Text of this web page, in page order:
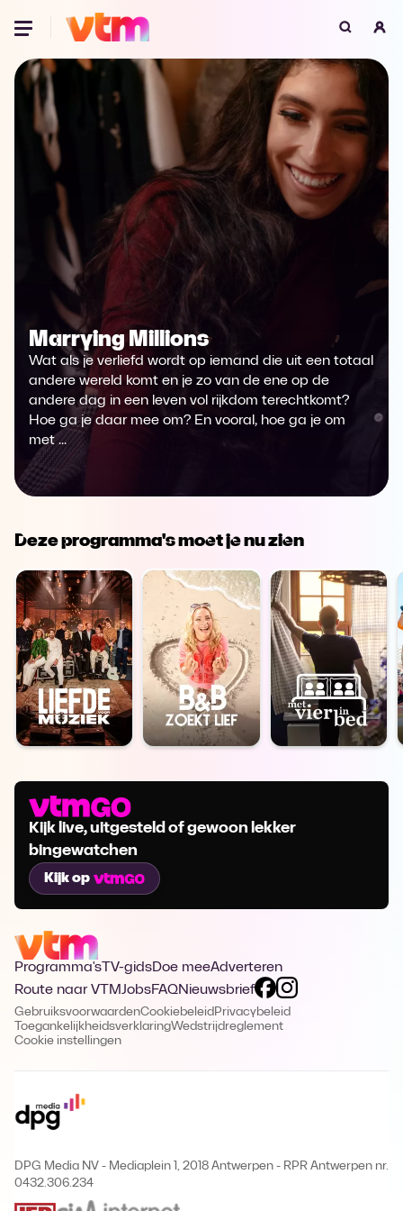
Voor je onze programma's gaat ontdekken,
best je browser updaten of hieronder één
van de ondersteunde browsers
downloaden.
Google Chrome Download
Firefox Download
Microsoft Edge
Opera Download
Marrying Millions
Wat als je verliefd wordt op iemand die uit een totaal
andere wereld komt en je zo van de ene op de
andere dag in een leven vol rijkdom terechtkomt?
Hoe ga je daar mee om? En vooral, hoe ga je om
met ...
Deze programma's moet je nu zien
Kijk live, uitgesteld of gewoon lekker
bingewatchen
Kijk op
Programma'sTV-gidsDoe meeAdverteren
Route naar VTMJobsFAQNieuwsbrief
GebruiksvoorwaardenCookiebeleid Privacybeleid
ToegankelijkheidsverklaringWedstrijdreglement
Cookie instellingen
DPG Media NV - Mediaplein 1, 2018 Antwerpen - RPR Antwerpen nr.
0432.306.234